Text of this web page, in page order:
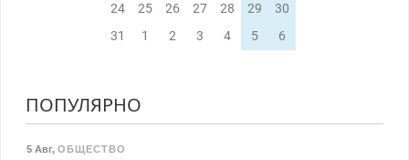
24
25 26 27 28 29
30
31
1 2 3 4 5 6
ПОПУЛЯРНО
5 Авг, ОБЩЕСТВО